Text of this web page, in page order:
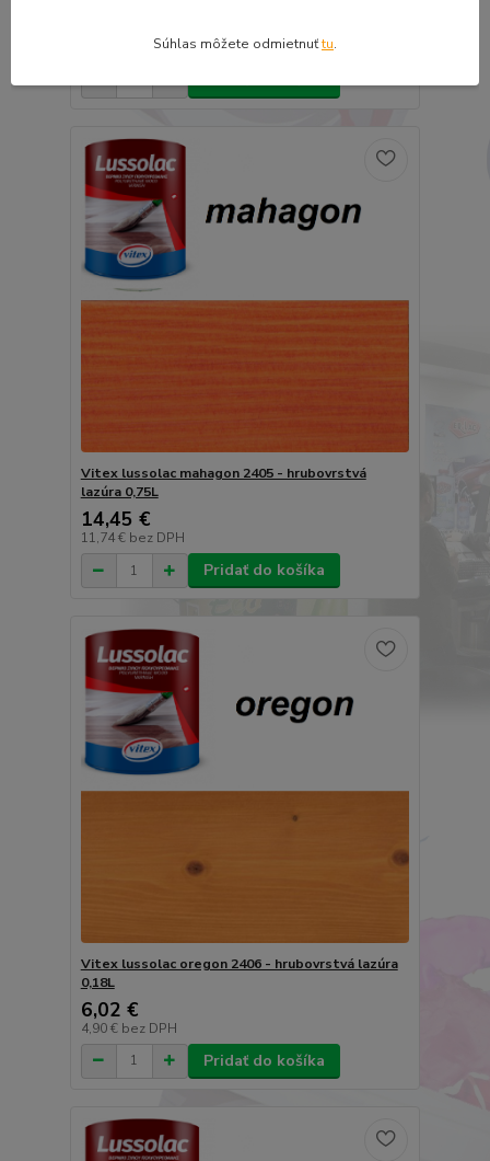
bez DPH
Vitex lussolac mahagon 2405 - hrubovrstvá
lazúra 0,75L
14,45 €
11,74 € bez DPH
Pridať do košíka
Vitex lussolac oregon 2406 - hrubovrstvá lazúra
0,18L
6,02 €
4,90 € bez DPH
Pridať do košíka
Súhlas môžete odmietnuťtu.